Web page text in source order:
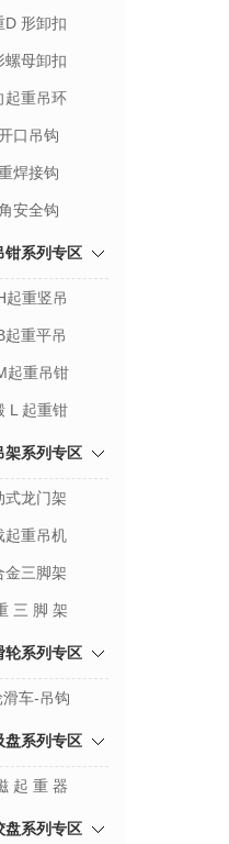
D 形卸扣
螺母卸扣
起重吊环
口吊钩
焊接钩
安全钩
钳系列专区
起重竖吊
起重平吊
起重吊钳
L 起重钳
架系列专区
式龙门架
起重吊机
金三脚架
三 脚 架
轮系列专区
车-吊钩
盘系列专区
起 重 器
盘系列专区